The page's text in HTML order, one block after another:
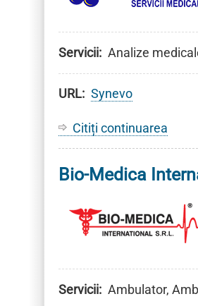
Servicii Analize
URL Synevo
Citiți continuarea
Bio-Medica
Servicii Ambulator,